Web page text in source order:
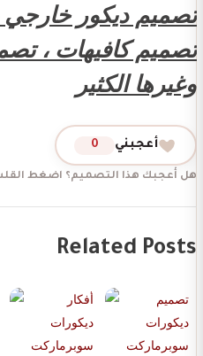
تصميم ديكور خارجي
تصميم كافيهات ،
وغيرها الكثير
أعجبني 0
هل أعجبك هذا التصميم؟ اضغط
Related Posts